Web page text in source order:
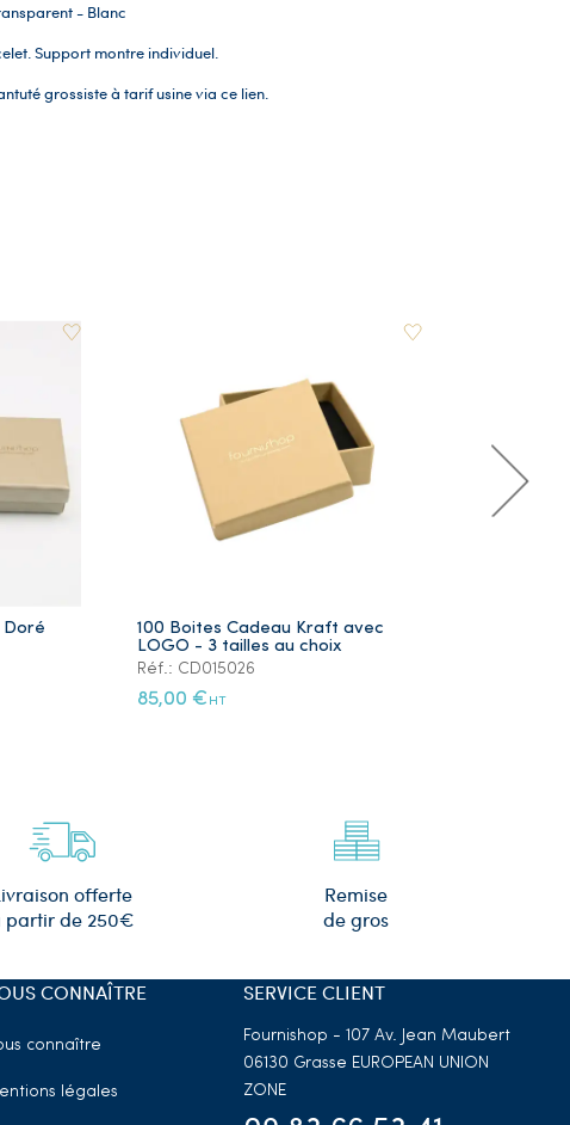
- Blanc
Support montre individuel.
grossiste à tarif usine via ce lien.
Doré
100 Boites Cadeau Kraft avec
LOGO - 3 tailles au choix
Réf.: CD015026
85,00 € HT
offerte
partir de 250€
Remise
de gros
CONNAÎTRE
connaître
légales
SERVICE CLIENT
Fournishop - 107 Av. Jean Maubert
06130 Grasse EUROPEAN UNION
ZONE